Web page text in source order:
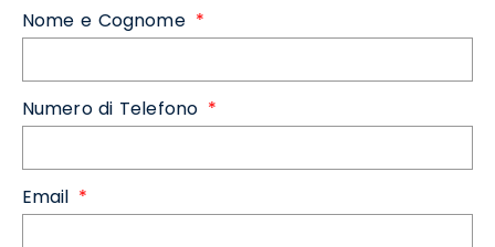
Nome e Cognome
Numero di Telefono
Email